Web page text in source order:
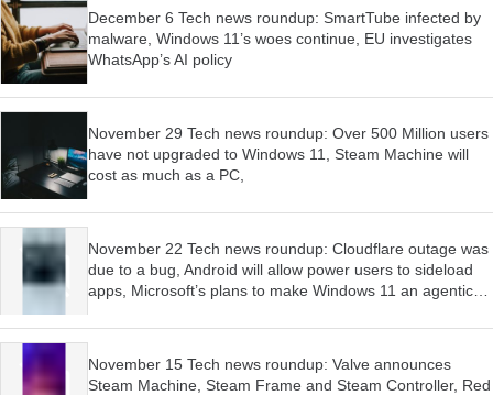
December 6 Tech news roundup: SmartTube infected by
malware, Windows 11’s woes continue, EU investigates
WhatsApp’s AI policy
November 29 Tech news roundup: Over 500 Million users
have not upgraded to Windows 11, Steam Machine will
cost as much as a PC,
November 22 Tech news roundup: Cloudflare outage was
due to a bug, Android will allow power users to sideload
apps, Microsoft’s plans to make Windows 11 an agentic
November 15 Tech news roundup: Valve announces
Steam Machine, Steam Frame and Steam Controller, Red